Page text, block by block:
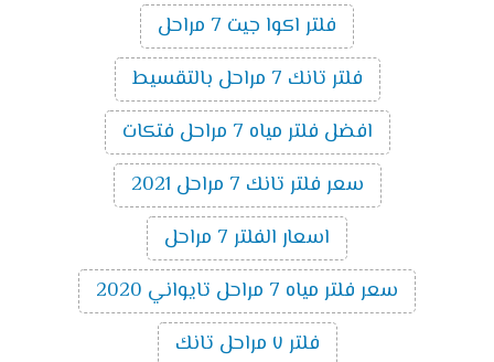
فلتر اكوا جيت 7 مراحل
فلتر تانك 7 مراحل بالتقسيط
افضل فلتر مياه 7 مراحل فتكات
سعر فلتر تانك 7 مراحل 2021
اسعار الفلتر 7 مراحل
سعر فلتر مياه 7 مراحل تايواني 2020
فلتر ٧ مراحل تانك